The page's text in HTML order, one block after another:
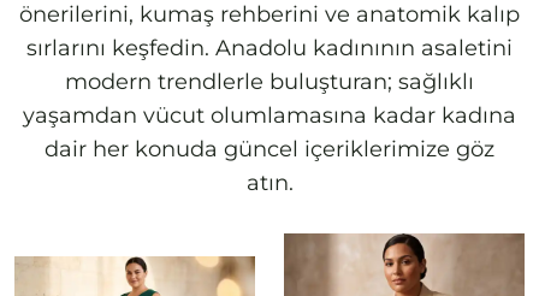
önerilerini, kumaş rehberini ve anatomik kalıp
sırlarını keşfedin. Anadolu kadınının asaletini
modern trendlerle buluşturan; sağlıklı
yaşamdan vücut olumlamasına kadar kadına
dair her konuda güncel içeriklerimize göz
atın.